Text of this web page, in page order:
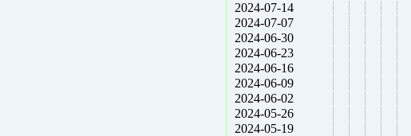
2024-07-14
2024-07-07
2024-06-30
2024-06-23
2024-06-16
2024-06-09
2024-06-02
2024-05-26
2024-05-19